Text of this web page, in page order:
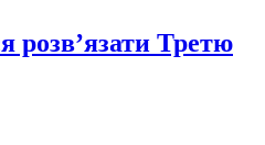
кремом
до
розв’язати Третю